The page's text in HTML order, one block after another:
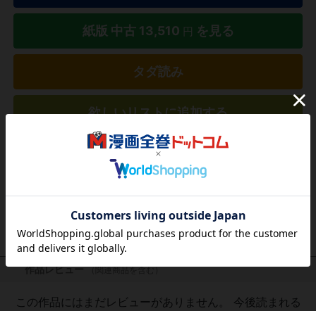
紙版 中古 13,510 円 を見る
タダ読み
欲しいリストに追加する
気になる商品を登録
作品レビュー （関連商品を含む）
この作品にはまだレビューがありません。 今後読まれる